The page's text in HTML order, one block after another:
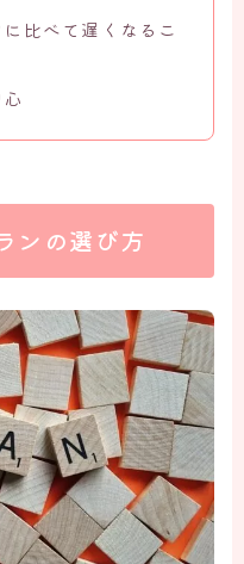
比べて遅くなるこ
ンの選び方